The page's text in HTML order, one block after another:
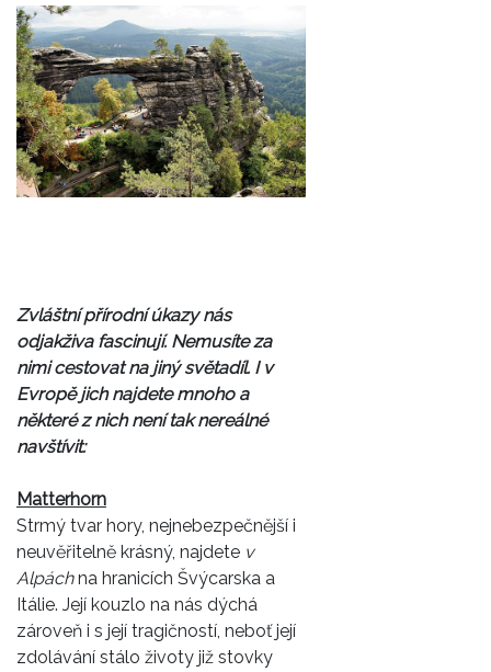
Zvláštní přírodní úkazy nás
odjakživa fascinují. Nemusíte za
nimi cestovat na jiný světadíl. I v
Evropě jich najdete mnoho a
některé z nich není tak nereálné
navštívit:
Matterhorn
Strmý tvar hory, nejnebezpečnější i
neuvěřitelně krásný, najdete v
Alpáchna hranicích Švýcarska a
Itálie. Její kouzlo na nás dýchá
zároveň i s její tragičností, neboť její
zdolávání stálo životy již stovky